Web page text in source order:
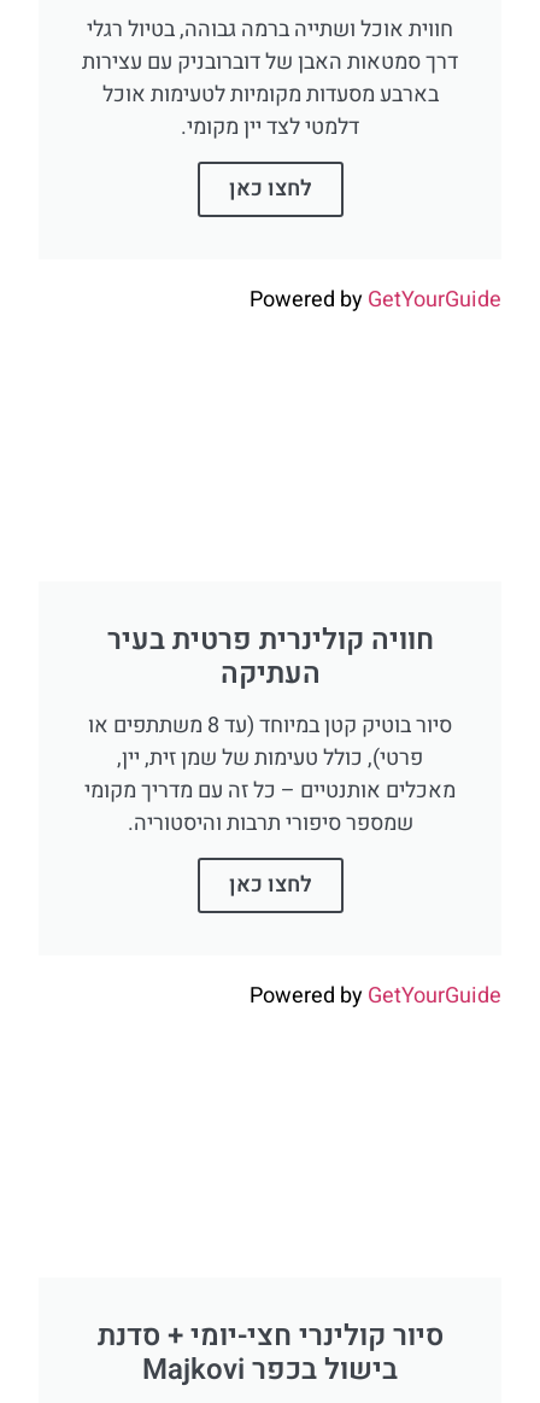
חווית אוכל ושתייה ברמה גבוהה, בטיול רגלי
דרך סמטאות האבן של דוברובניק עם עצירות
בארבע מסעדות מקומיות לטעימות אוכל
דלמטי לצד יין מקומי.
לחצו כאן
Powered by
חוויה קולינרית פרטית בעיר
העתיקה
סיור בוטיק קטן במיוחד (עד 8 משתתפים או
פרטי), כולל טעימות של שמן זית, יין,
מאכלים אותנטיים – כל זה עם מדריך מקומי
שמספר סיפורי תרבות והיסטוריה.
לחצו כאן
Powered by
סיור קולינרי חצי-יומי + סדנת
בישול בכפר Majkovi